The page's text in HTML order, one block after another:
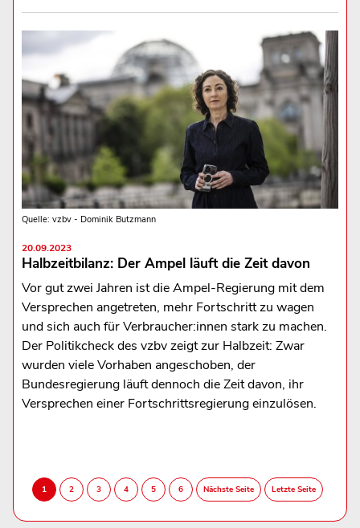
Quelle: vzbv - Dominik Butzmann
20.09.2023
Halbzeitbilanz: Der Ampel läuft die Zeit davon
Vor gut zwei Jahren ist die Ampel-Regierung mit dem
Versprechen angetreten, mehr Fortschritt zu wagen
und sich auch für Verbraucher:innen stark zu machen.
Der Politikcheck des vzbv zeigt zur Halbzeit: Zwar
wurden viele Vorhaben angeschoben, der
Bundesregierung läuft dennoch die Zeit davon, ihr
Versprechen einer Fortschrittsregierung einzulösen.